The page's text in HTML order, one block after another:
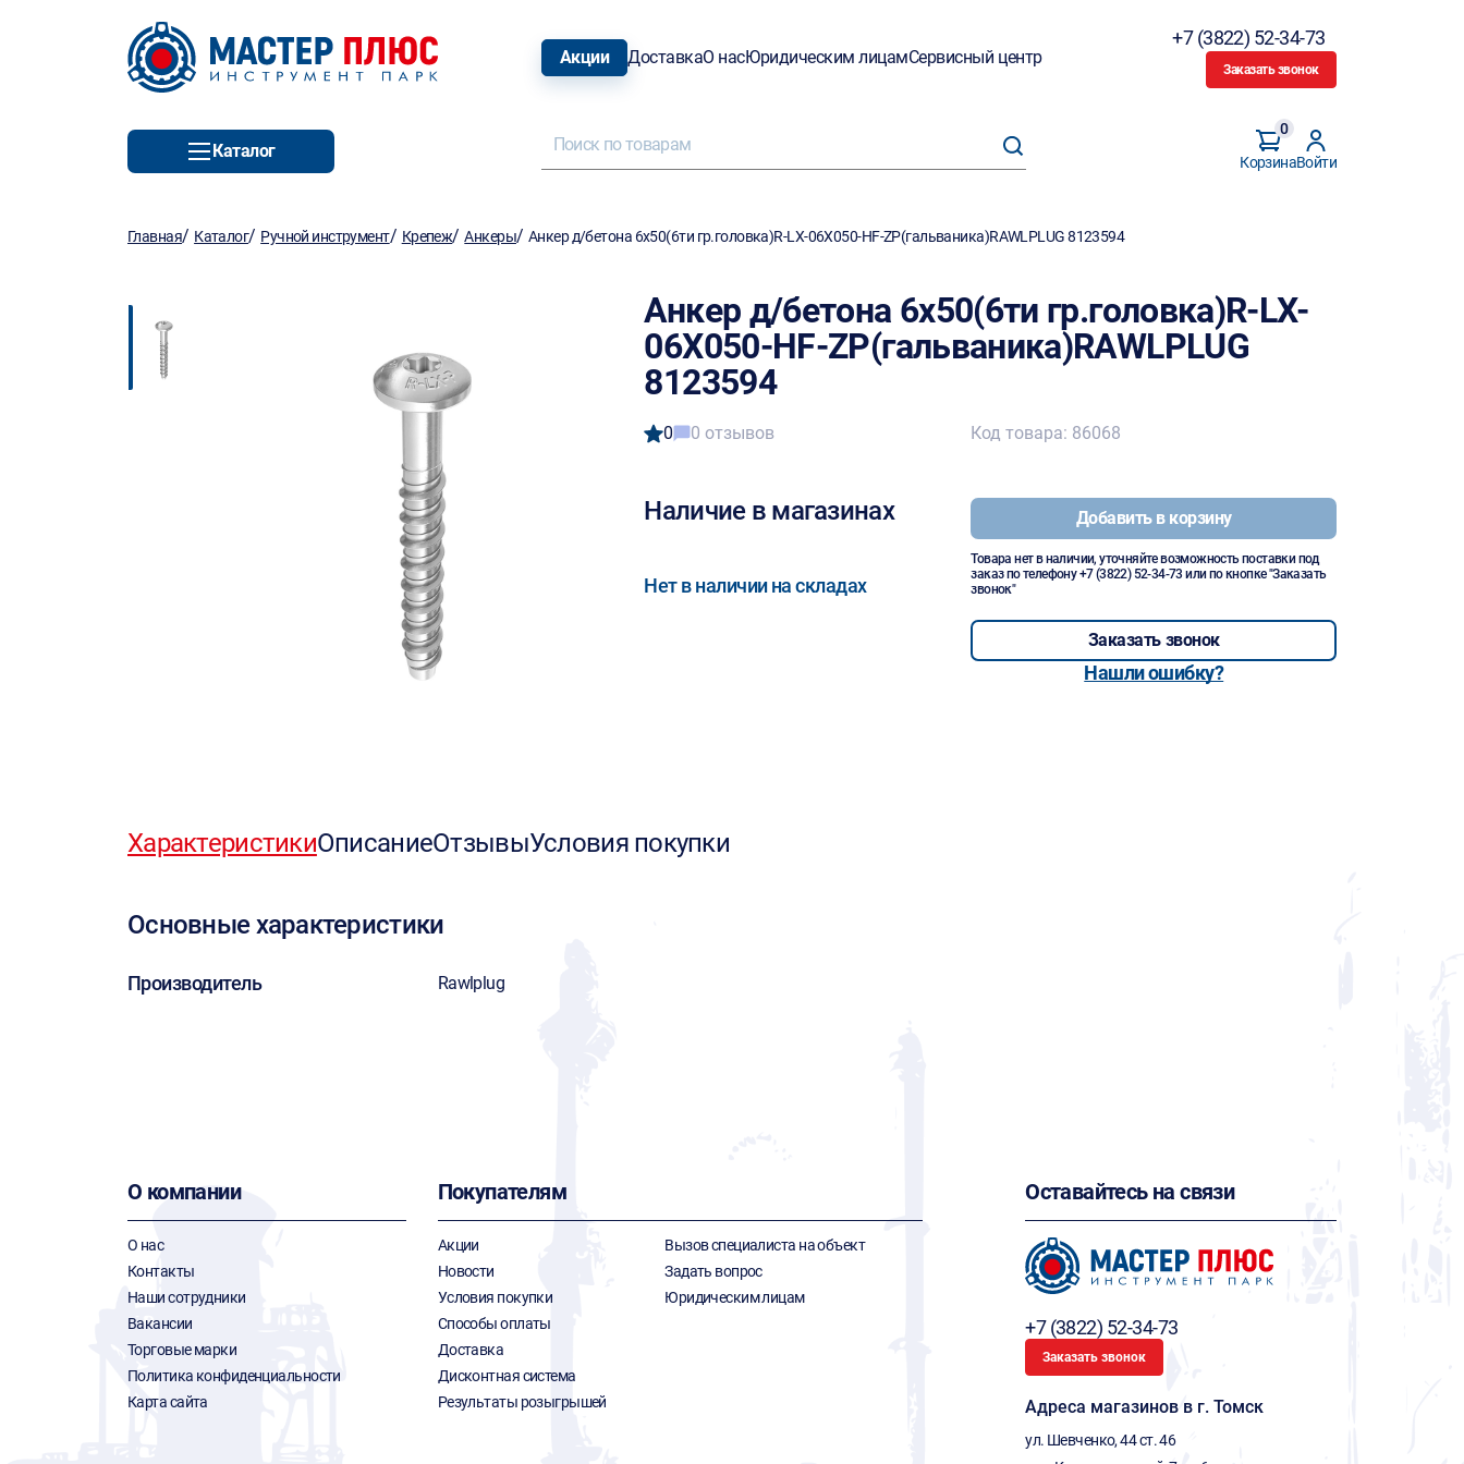
Акции ДоставкаО насЮридическим лицамСервисный центр
+7 (3822) 52-34-73
Заказать звонок
Каталог
Корзина
0
Войти
Главная/ Каталог/ Ручной инструмент/ Крепеж/Анкеры/ Анкер д/бетона 6х50(6ти гр.головка)R-LX-06X050-HF-ZP(гальваника)RAWLPLUG 8123594
Анкер д/бетона 6х50(6ти гр.головка)R-LX-
06X050-HF-ZP(гальваника)RAWLPLUG
8123594
0 0 отзывов
Наличие в магазинах
Нет в наличии на складах
Код товара: 86068
Добавить в корзину
Товара нет в наличии, уточняйте возможность поставки под
заказ по телефону+7 (3822) 52-34-73 или по кнопке "Заказать
звонок"
Заказать звонок
Нашли ошибку?
ХарактеристикиОписаниеОтзывыУсловия покупки
Основные характеристики
Производитель Rawlplug
О компании
О нас
Контакты
Наши сотрудники
Вакансии
Торговые марки
Политика конфиденциальности
Карта сайта
Покупателям
Акции
Новости
Условия покупки
Способы оплаты
Доставка
Дисконтная система
Результаты розыгрышей
Вызов специалиста на объект
Задать вопрос
Юридическим лицам
Оставайтесь на связи
+7 (3822) 52-34-73
Заказать звонок
Адреса магазинов в г. Томск
ул. Шевченко, 44 ст. 46